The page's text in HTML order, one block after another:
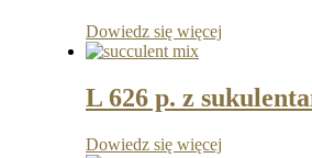
Dowiedz się więcej
L 626 p. z
Dowiedz się więcej